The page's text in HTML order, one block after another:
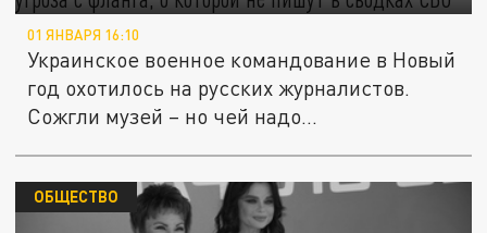
01 ЯНВАРЯ 16:10
Украинское военное командование в Новый
год охотилось на русских журналистов.
Сожгли музей – но чей надо...
ОБЩЕСТВО